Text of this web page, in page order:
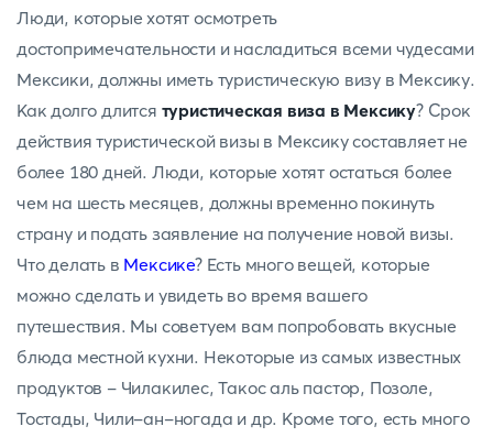
Люди, которые хотят осмотреть
достопримечательности и насладиться всеми чудесами
Мексики, должны иметь туристическую визу в Мексику.
Как долго длится туристическая виза в Мексику? Срок
действия туристической визы в Мексику составляет не
более 180 дней. Люди, которые хотят остаться более
чем на шесть месяцев, должны временно покинуть
страну и подать заявление на получение новой визы.
Что делать в Мексике? Есть много вещей, которые
можно сделать и увидеть во время вашего
путешествия. Мы советуем вам попробовать вкусные
блюда местной кухни. Некоторые из самых известных
продуктов - Чилакилес, Такос аль пастор, Позоле,
Тостады, Чили-ан-ногада и др. Кроме того, есть много